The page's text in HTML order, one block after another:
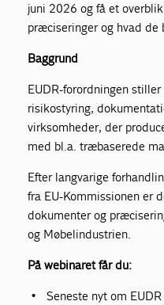
juni 2026 og få et
præciseringer og hvad de
Baggrund
EUDR-forordningen
risikostyring,
virksomheder, der
med bl.a. træbaserede
Efter langvarige
fra EU-Kommissionen er
dokumenter og
og Møbelindustrien.
På webinaret får du:
Seneste nyt om EUDR